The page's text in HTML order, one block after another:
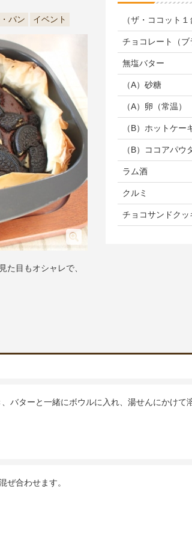
パン イベント
た目もオシャレで、
（ザ・ココット１
チョコレート（ブ
無塩バター
（A）砂糖
（A）卵（常温）
（B）ホットケー
（B）ココアパウ
ラム酒
クルミ
チョコサンドクッ
バターと一緒にボウルに入れ、湯せんにかけて
ぜ合わせます。